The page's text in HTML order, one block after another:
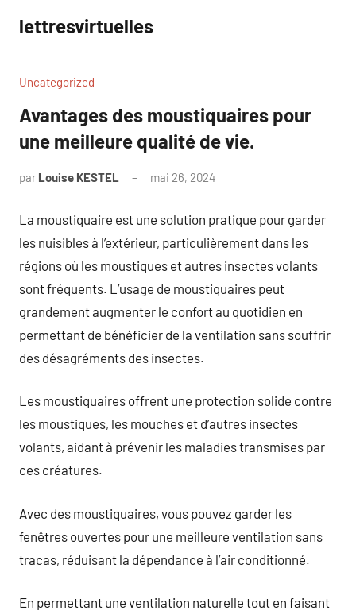
contenu
lettresvirtuelles
Uncategorized
Avantages des moustiquaires pour
une meilleure qualité de vie.
par Louise KESTEL mai 26, 2024
La moustiquaire est une solution pratique pour garder
les nuisibles à l’extérieur, particulièrement dans les
régions où les moustiques et autres insectes volants
sont fréquents. L’usage de moustiquaires peut
grandement augmenter le confort au quotidien en
permettant de bénéficier de la ventilation sans souffrir
des désagréments des insectes.
Les moustiquaires offrent une protection solide contre
les moustiques, les mouches et d’autres insectes
volants, aidant à prévenir les maladies transmises par
ces créatures.
Avec des moustiquaires, vous pouvez garder les
fenêtres ouvertes pour une meilleure ventilation sans
tracas, réduisant la dépendance à l’air conditionné.
En permettant une ventilation naturelle tout en faisant